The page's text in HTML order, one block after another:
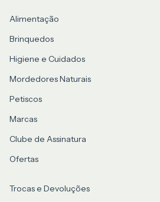
Alimentação
Brinquedos
Higiene e Cuidados
Mordedores Naturais
Petiscos
Marcas
Clube de Assinatura
Ofertas
Trocas e Devoluções